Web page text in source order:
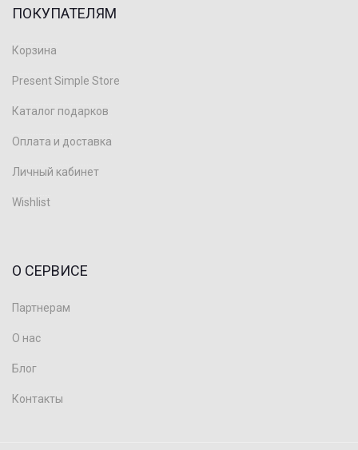
ПОКУПАТЕЛЯМ
Корзина
Present Simple Store
Каталог подарков
Оплата и доставка
Личный кабинет
Wishlist
О СЕРВИСЕ
Партнерам
О нас
Блог
Контакты